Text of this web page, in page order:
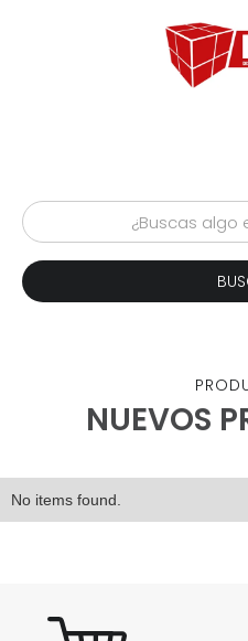
NUEVOS
No items found.